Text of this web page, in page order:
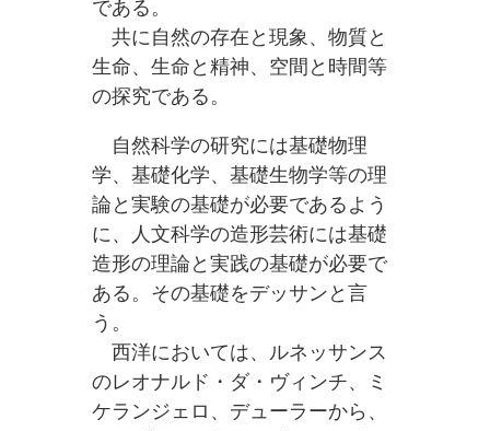
共に自然の存在と現象、物質と
生命、生命と精神、空間と時間等
の探究である。
自然科学の研究には基礎物理
学、基礎化学、基礎生物学等の理
論と実験の基礎が必要であるよう
に、人文科学の造形芸術には基礎
造形の理論と実践の基礎が必要で
ある。その基礎をデッサンと言
う。
西洋においては、ルネッサンス
のレオナルド・ダ・ヴィンチ、ミ
ケランジェロ、デューラーから、